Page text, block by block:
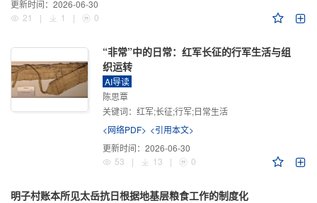
更新时间： 2026-06-30
21
| 1 | 0
“非常”中的日常：红军长征的行军生活与组
织运转
AI导读
陈思覃
关键词： 红军;长征;行军;日常生活
<网络PDF> <引用本文>
更新时间： 2026-06-30
53
| 13 | 0
明子村账本所见太岳抗日根据地基层粮食工作的制度化